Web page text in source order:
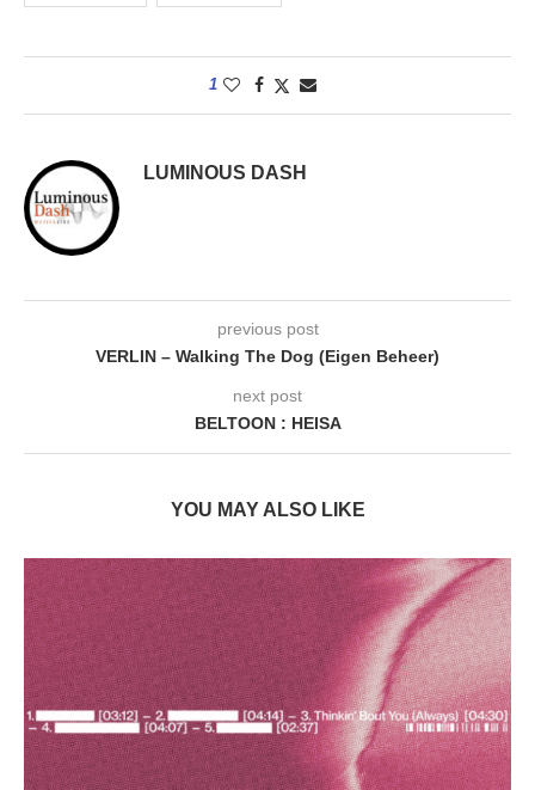
1
LUMINOUS DASH
previous post
VERLIN – Walking The Dog (Eigen Beheer)
next post
BELTOON : HEISA
YOU MAY ALSO LIKE